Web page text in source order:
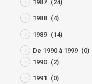
1987 (24)
1988 (4)
1989 (14)
De 1990 à 1999 (0)
1990 (2)
1991 (0)